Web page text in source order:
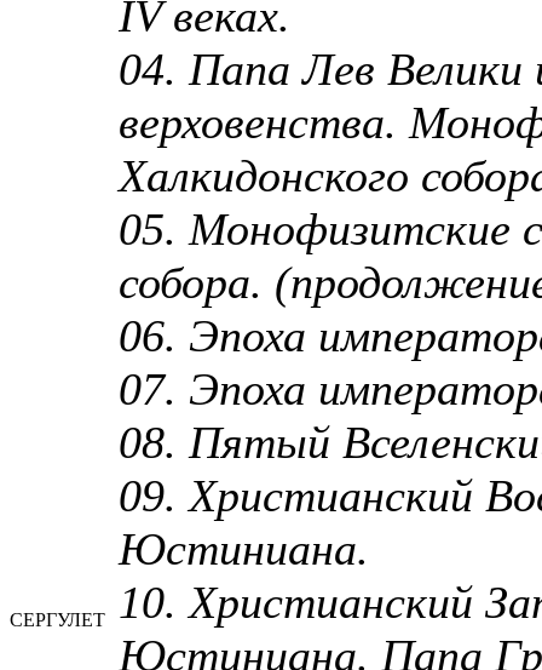
СЕРГУЛЕТ
IV веках.
04. Папа Лев Велики
верховенства.
Халкидонского
05. Монофизитские
собора.
06. Эпоха
07. Эпоха
08. Пятый
09. Христианский
Юстиниана.
10. Христианский
Юстиниана. Папа